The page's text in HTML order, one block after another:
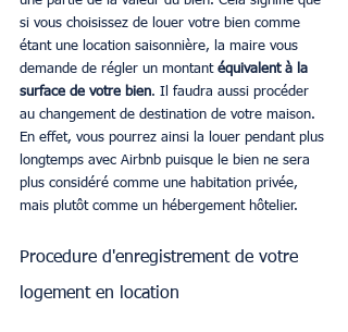
si vous choisissez de louer votre bien comme
étant une location saisonnière, la maire vous
demande de régler un montant équivalent à la
surface de votre bien. Il faudra aussi procéder
au changement de destination de votre maison.
En effet, vous pourrez ainsi la louer pendant plus
longtemps avec Airbnb puisque le bien ne sera
plus considéré comme une habitation privée,
mais plutôt comme un hébergement hôtelier.
Procedure d'enregistrement de votre
logement en location